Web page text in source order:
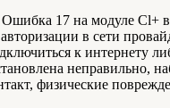
17 на модуле Cl+
в сети
к интернету
неправильно,
физические